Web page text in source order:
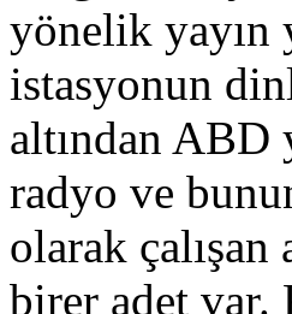
yönelik yayın
istasyonun
altından ABD
radyo ve
olarak çalışan
birer adet var.